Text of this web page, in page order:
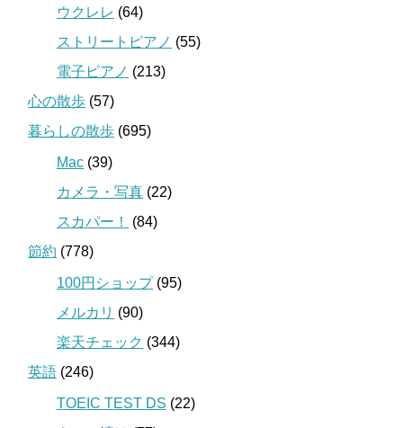
ウクレレ (64)
ストリートピアノ (55)
電子ピアノ (213)
心の散歩 (57)
暮らしの散歩 (695)
Mac (39)
カメラ・写真 (22)
スカパー！
(84)
節約 (778)
100円ショップ(95)
メルカリ (90)
楽天チェック (344)
英語 (246)
TOEIC TEST DS (22)